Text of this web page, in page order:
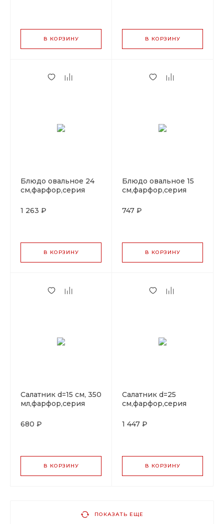
В КОРЗИНУ В КОРЗИНУ
Блюдо овальное 24
cм,фарфор,серия
1 263 ₽
В КОРЗИНУ
Блюдо овальное 15
cм,фарфор,серия
747 ₽
В КОРЗИНУ
Салатник d=15 cм, 350
мл,фарфор,серия
680 ₽
В КОРЗИНУ
Салатник d=25
cм,фарфор,серия
1 447 ₽
В КОРЗИНУ
ПОКАЗАТЬ ЕЩЕ